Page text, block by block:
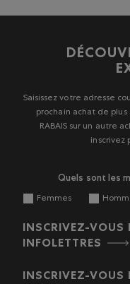
Saisissez votre adresse
prochain achat de
RABAIS sur un autre
inscrivez
Quels sont les
Femmes
INSCRIVEZ-VOUS
INFOLETTRES
INSCRIVEZ-VOUS